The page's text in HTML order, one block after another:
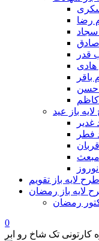
رضا
قدر
هادی
حسن
باز عید
غدیر
فطر
مبعث
طرح لایه باز تقویم
لایه باز رمضان
رمضان
0
تک شاخ رو ابر